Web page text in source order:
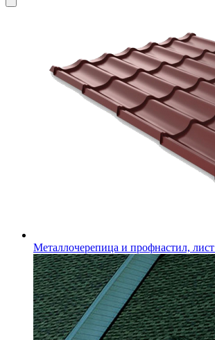
Металлочерепица и профнастил,